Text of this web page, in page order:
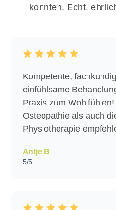
konnten. Echt,
Kompetente,
einfühlsame
Praxis zum
Osteopathie als auch
Physiotherapie
Antje B
5/5